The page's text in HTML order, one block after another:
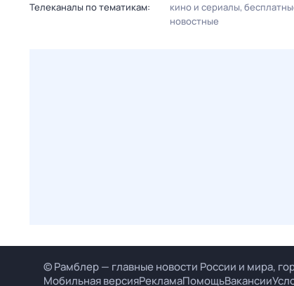
Телеканалы по тематикам: кино и сериалы
новостные
© Рамблер — главные новости России и мира,
Мобильная версияРекламаПомощьВакансии